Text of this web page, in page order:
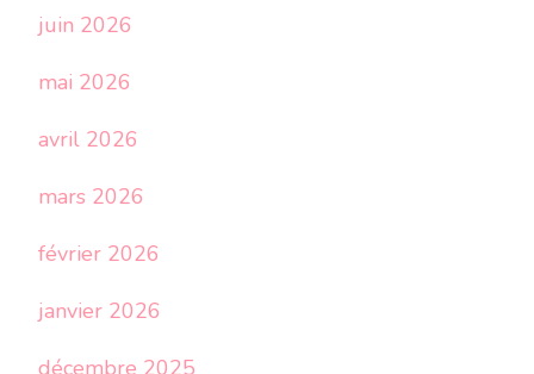
juin 2026
mai 2026
avril 2026
mars 2026
février 2026
janvier 2026
décembre 2025